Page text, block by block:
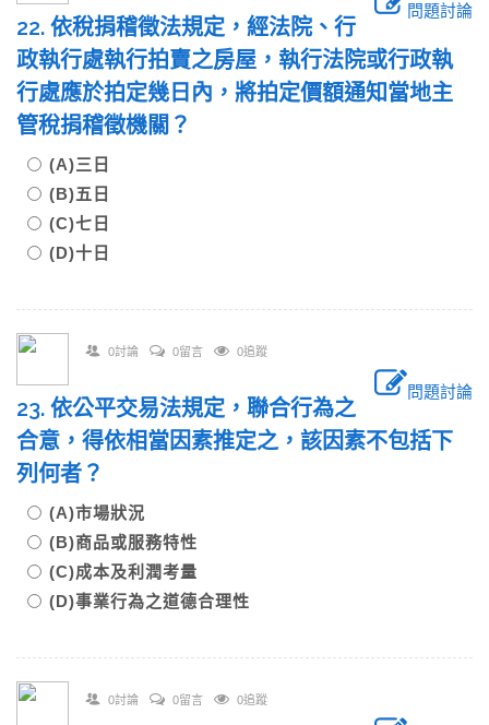
問題討論
22. 依稅捐稽徵法規定，經法院、行
政執行處執行拍賣之房屋，執行法院或行政執
行處應於拍定幾日內，將拍定價額通知當地主
管稅捐稽徵機關？
(A)三日
(B)五日
(C)七日
(D)十日
0討論 0留言 0追蹤
問題討論
23. 依公平交易法規定，聯合行為之
合意，得依相當因素推定之，該因素不包括下
列何者？
(A)市場狀況
(B)商品或服務特性
(C)成本及利潤考量
(D)事業行為之道德合理性
0討論 0留言 0追蹤